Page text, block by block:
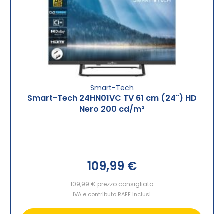
Smart-Tech
Smart-Tech 24HN01VC TV 61 cm (24") HD
Nero 200 cd/m²
109,99 €
109,99 € prezzo consigliato
IVA e contributo RAEE inclusi